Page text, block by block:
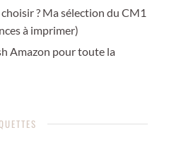
? Ma sélection du CM1
à imprimer)
Amazon pour toute la